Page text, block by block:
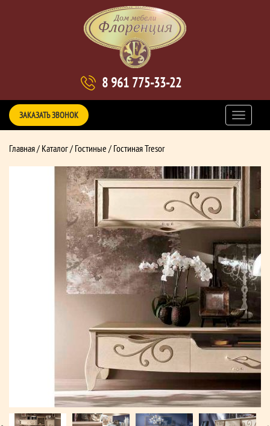
8 961 775-33-22
ЗАКАЗАТЬ ЗВОНОК
Главная/ Каталог/ Гостиные / Гостиная Tresor